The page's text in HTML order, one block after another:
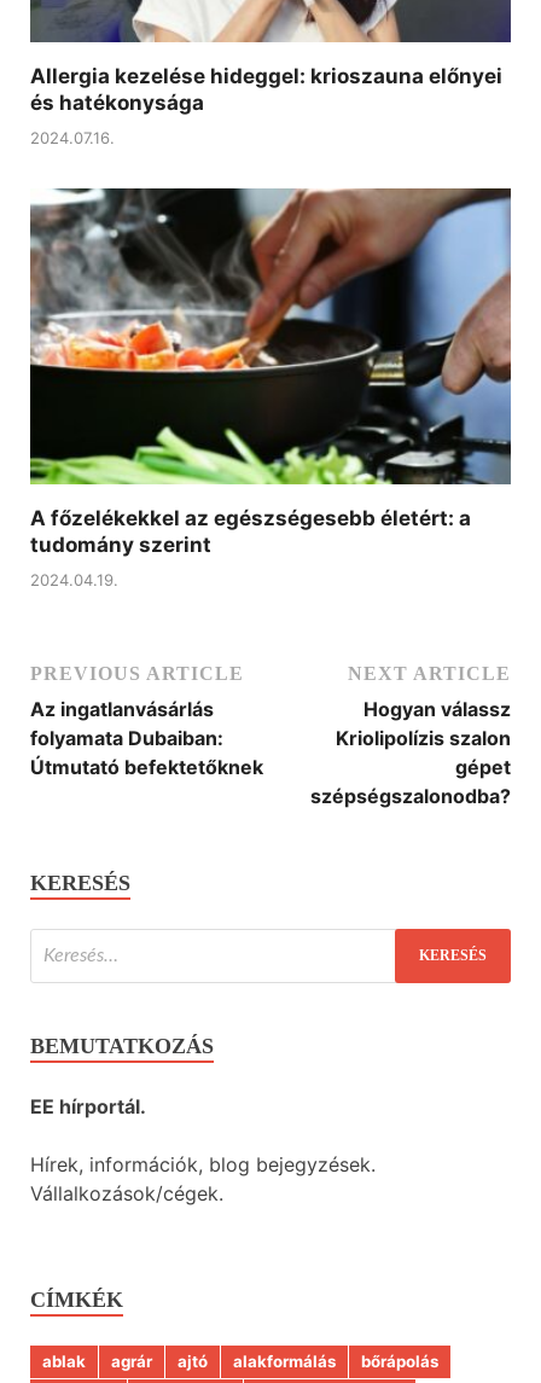
Allergia kezelése hideggel: krioszauna előnyei
és hatékonysága
2024.07.16.
A főzelékekkel az egészségesebb életért: a
tudomány szerint
2024.04.19.
PREVIOUS ARTICLE
Az ingatlanvásárlás
folyamata Dubaiban:
Útmutató befektetőknek
NEXT ARTICLE
Hogyan válassz
Kriolipolízis szalon
gépet
szépségszalonodba?
KERESÉS
BEMUTATKOZÁS
EE hírportál.
Hírek, információk, blog bejegyzések.
Vállalkozások/cégek.
CÍMKÉK
ablak agrár ajtó alakformálás
bőrápolás